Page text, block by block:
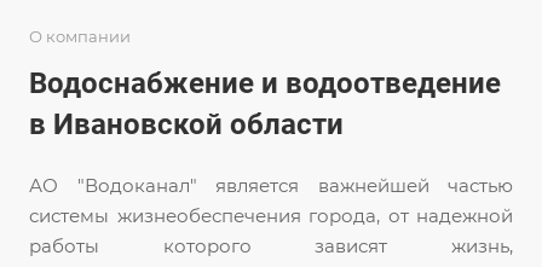
О компании
Водоснабжение и водоотведение
в Ивановской области
АО "Водоканал" является важнейшей частью
системы жизнеобеспечения города, от надежной
работы которого зависят жизнь,